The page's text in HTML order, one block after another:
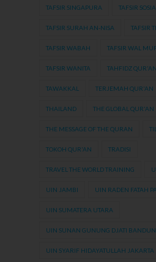
TAFSIR SINGAPURA TAFSIR
TAFSIR SURAH AN-NISA TAFSIR
TAFSIR WABAH TAFSIR WAL
TAFSIR WANITA TAHFIDZ QUR'AN
TAWAKKAL TERJEMAH QUR'AN
THAILAND THE GLOBAL QUR'AN
THE MESSAGE OF THE QURAN
TOKOH QUR'AN TRADISI
TRAVEL THE WORLD TRAINING
UIN JAMBI UIN RADEN FATAH
UIN SUMATERA UTARA
UIN SUNAN GUNUNG DJATI
UIN SYARIF HIDAYATULLAH JAKARTA